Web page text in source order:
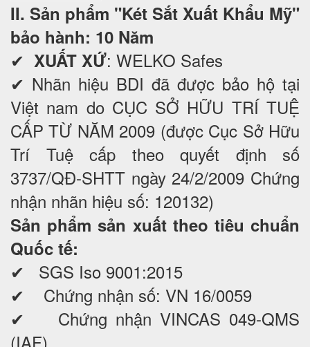
II. Sản phẩm "Két Sắt Xuất Khẩu Mỹ"
bảo hành: 10 Năm
✔ XUẤT XỨ: WELKO Safes
✔ Nhãn hiệu BDI đã được bảo hộ tại
Việt nam do CỤC SỞ HỮU TRÍ TUỆ
CẤP TỪ NĂM 2009 (được Cục Sở Hữu
Trí Tuệ cấp theo quyết định số
3737/QĐ-SHTT ngày 24/2/2009 Chứng
nhận nhãn hiệu số: 120132)
Sản phẩm sản xuất theo tiêu chuẩn
Quốc tế:
✔ SGS Iso 9001:2015
✔ Chứng nhận số: VN 16/0059
✔ Chứng nhận VINCAS 049-QMS
(IAF)